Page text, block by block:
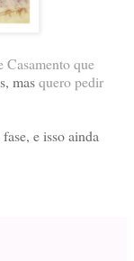
Casamento que
masquero pedir
e isso ainda